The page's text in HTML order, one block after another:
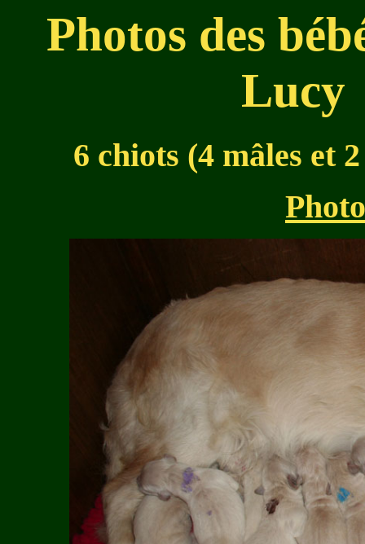
Photos des
Lucy
6 chiots (4 mâles et